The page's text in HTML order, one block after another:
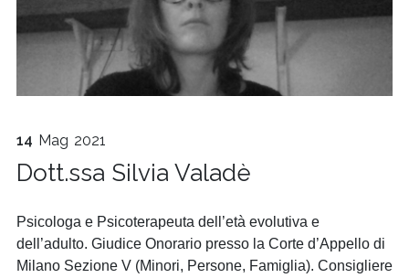
14 Mag 2021
Dott.ssa Silvia Valadè
Psicologa e Psicoterapeuta dell’età evolutiva e
dell’adulto. Giudice Onorario presso la Corte d’Appello di
Milano Sezione V (Minori, Persone, Famiglia). Consigliere